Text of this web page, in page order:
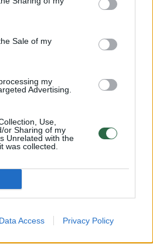
Sale of my
my
Advertising.
Use,
or Sharing of my
Unrelated with the
was collected.
Data Access Privacy Policy
šalies krepšinį į
metu Estija negali pasigirti
vidutinio lygio
Estijos krepšininkas
kai XX amžiaus pabaigoje
Martinas